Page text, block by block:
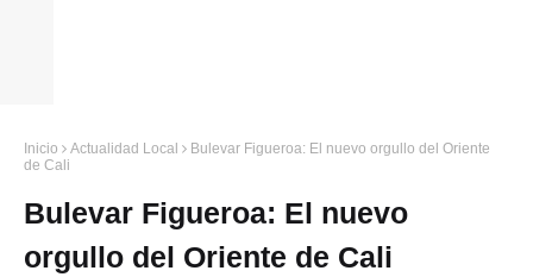
Inicio Actualidad Local
Bulevar Figueroa: El nuevo orgullo del Oriente
de Cali
Bulevar Figueroa: El nuevo
orgullo del Oriente de Cali